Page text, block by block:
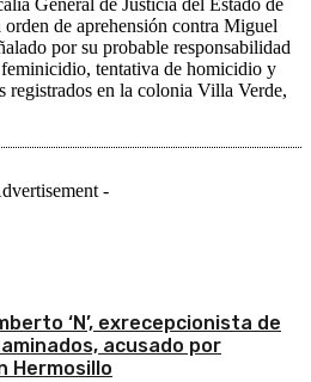
General de Justicia del Estado de
de aprehensión contra Miguel
por su probable responsabilidad
tentativa de homicidio y
registrados en la colonia Villa Verde,
-
‘N’, exrecepcionista de
acusado por
Hermosillo